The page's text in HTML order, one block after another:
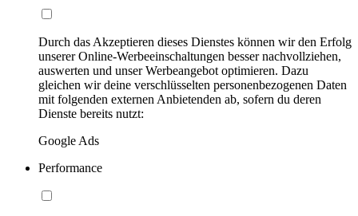
Durch das Akzeptieren dieses Dienstes können wir den Erfolg
unserer Online-Werbeeinschaltungen besser nachvollziehen,
auswerten und unser Werbeangebot optimieren. Dazu
gleichen wir deine verschlüsselten personenbezogenen Daten
mit folgenden externen Anbietenden ab, sofern du deren
Dienste bereits nutzt:
Google Ads
Performance